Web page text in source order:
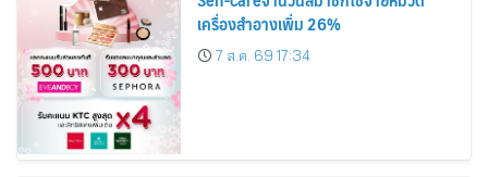
เครื่องสำอางเพิ่ม 26%
7 ส.ค. 69 17:34